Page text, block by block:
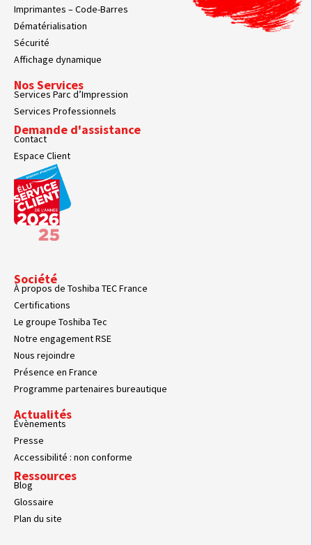
Imprimantes – Code-Barres
Dématérialisation
Sécurité
Affichage dynamique
Nos Services
Services Parc d’Impression
Services Professionnels
Demande d'assistance
Contact
Espace Client
Société
À propos de Toshiba TEC France
Certifications
Le groupe Toshiba Tec
Notre engagement RSE
Nous rejoindre
Présence en France
Programme partenaires bureautique
Actualités
Évènements
Presse
Accessibilité : non conforme
Ressources
Blog
Glossaire
Plan du site